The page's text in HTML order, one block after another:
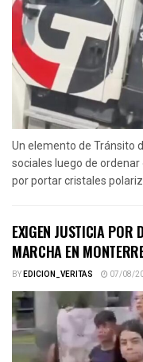
Un elemento de Tránsito
sociales luego de
por portar cristales
EXIGEN JUSTICIA POR
MARCHA EN
BYEDICION_VERITAS 07/08/